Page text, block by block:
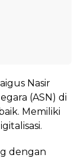
Nasir
(ASN) di
Memiliki
dengan